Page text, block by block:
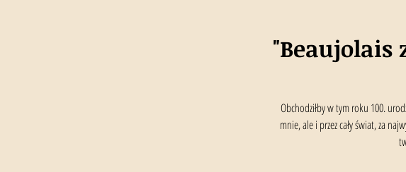
"Beaujolais
Obchodziłby w tym roku 100.
mnie, ale i przez cały świat, za